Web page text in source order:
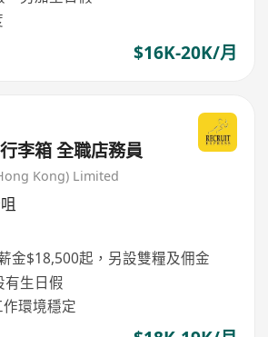
$16K-20K/月
李箱 全職店務員
Kong) Limited
金$18,500起，另設雙糧及佣金
有生日假
環境穩定